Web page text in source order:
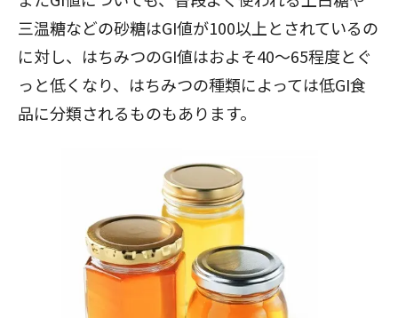
三温糖などの砂糖はGI値が100以上とされているの
に対し、はちみつのGI値はおよそ40～65程度とぐ
っと低くなり、はちみつの種類によっては低GI食
品に分類されるものもあります。